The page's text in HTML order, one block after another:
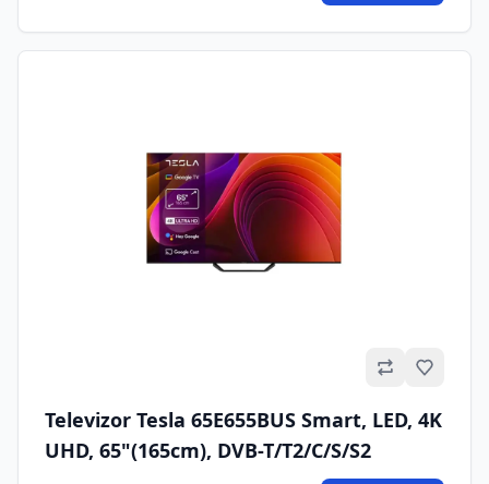
Televizor Tesla 65E655BUS Smart, LED, 4K
UHD, 65"(165cm), DVB-T/T2/C/S/S2